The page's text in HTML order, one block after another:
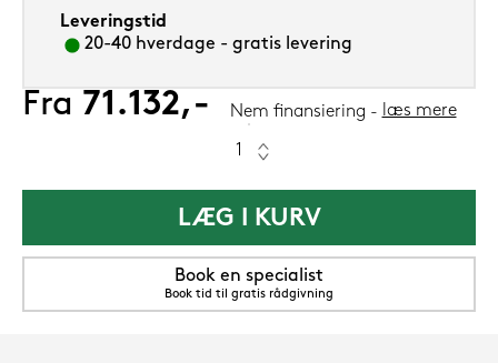
Leveringstid
20-40 hverdage - gratis levering
Fra 71.132,- Nem finansiering læs mere
LÆG I KURV
Book en specialist
Book tid til gratis rådgivning